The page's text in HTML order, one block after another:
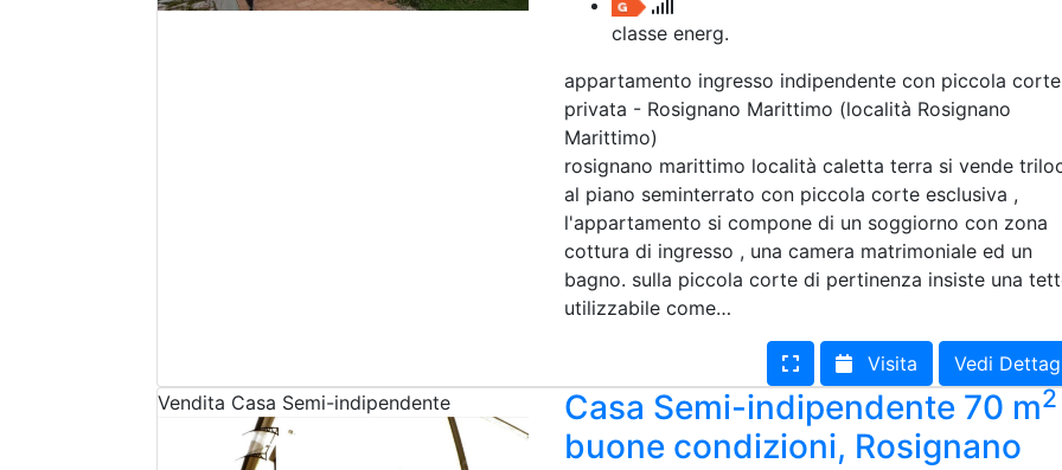
classe energ.
appartamento ingresso indipendente con piccola corte
privata - Rosignano Marittimo (località Rosignano
Marittimo)
rosignano marittimo località caletta terra si vende
al piano seminterrato con piccola corte esclusiva ,
l'appartamento si compone di un soggiorno con zona
cottura di ingresso , una camera matrimoniale ed un
bagno. sulla piccola corte di pertinenza insiste una
utilizzabile come…
Visita
Vedi
Vendita Casa Semi-indipendente Casa Semi-indipendente 70 m2
buone condizioni, Rosignano